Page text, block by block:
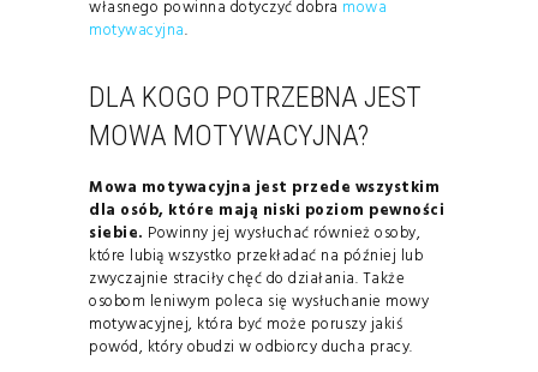
własnego powinna dotyczyć dobra mowa
motywacyjna.
DLA KOGO POTRZEBNA JEST
MOWA MOTYWACYJNA?
Mowa motywacyjna jest przede wszystkim
dla osób, które mają niski poziom pewności
siebie. Powinny jej wysłuchać również osoby,
które lubią wszystko przekładać na później lub
zwyczajnie straciły chęć do działania. Także
osobom leniwym poleca się wysłuchanie mowy
motywacyjnej, która być może poruszy jakiś
powód, który obudzi w odbiorcy ducha pracy.